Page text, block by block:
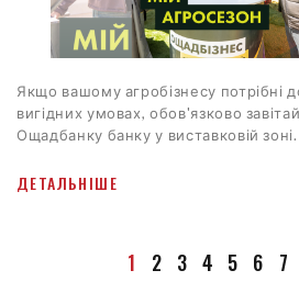
Якщо вашому агробізнесу потрібні
вигідних умовах, обов'язково
Ощадбанку банку у виставковій зоні.
ДЕТАЛЬНІШЕ
1 2 3 4 5 6 7